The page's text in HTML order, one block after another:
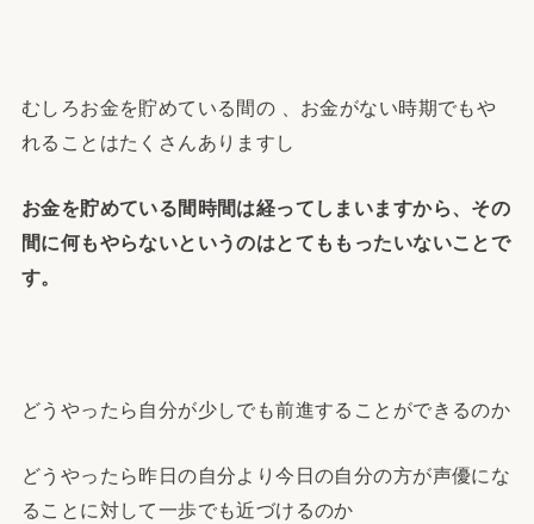
むしろお金を貯めている間の 、お金がない時期でもや
れることはたくさんありますし
お金を貯めている間時間は経ってしまいますから、その
間に何もやらないというのはとてももったいないことで
す。
どうやったら自分が少しでも前進することができるのか
どうやったら昨日の自分より今日の自分の方が声優にな
ることに対して一歩でも近づけるのか